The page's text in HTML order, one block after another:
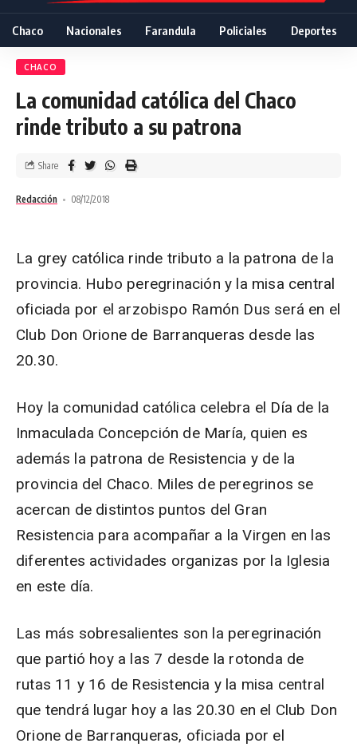
Chaco Nacionales Farandula Policiales Deportes
CHACO
La comunidad católica del Chaco
rinde tributo a su patrona
Redacción 08/12/2018
Share
La grey católica rinde tributo a la patrona de la
provincia. Hubo peregrinación y la misa central
oficiada por el ar­zobispo Ramón Dus será en el
Club Don Orione de Barranqueras desde las
20.30.
Hoy la comunidad católica celebra el Día de la
Inmaculada Concepción de María, quien es
además la patrona de Resistencia y de la
provincia del Chaco. Miles de peregrinos se
acercan de distintos puntos del Gran
Resistencia para acompañar a la Virgen en las
diferentes actividades organizas por la Iglesia
en este día.
Las más sobresalientes son la peregrinación
que partió hoy a las 7 desde la rotonda de
rutas 11 y 16 de Resistencia y la misa central
que tendrá lugar hoy a las 20.30 en el Club Don
Orione de Barranqueras, oficiada por el